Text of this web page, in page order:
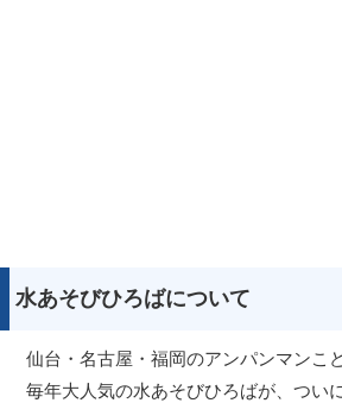
水あそびひろばについて
仙台・名古屋・福岡のアンパンマンこ
毎年大人気の水あそびひろばが、つい